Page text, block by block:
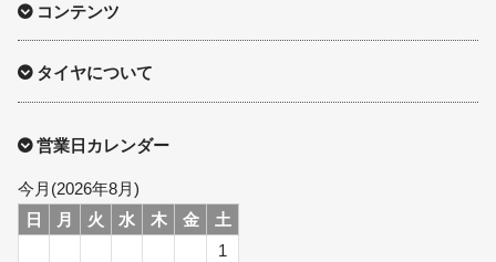
コンテンツ
タイヤについて
営業日カレンダー
今月(2026年8月)
日
月 火 水 木 金
土
1